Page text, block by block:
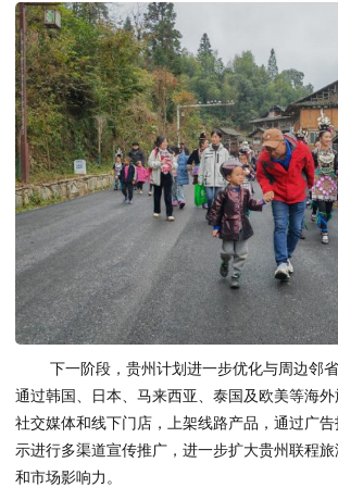
下一阶段，贵州计划进一步优化与周边邻
通过韩国、日本、马来西亚、泰国及欧美等海外
社交媒体和线下门店，上架线路产品，通过广
示进行多渠道宣传推广，进一步扩大贵州联程
和市场影响力。